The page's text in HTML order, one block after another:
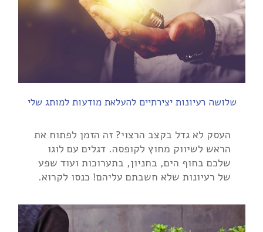
שלושה רעיונות יצירתיים להעלאת מודעות למותג שלי
העסק לא גדל בקצב הרצוי? זה הזמן לפתוח את
הראש לשיווק מחוץ לקופסה. דגלים עם לוגו
שלכם בחוף הים, בחניון, בתערוכות ועוד שפע
של רעיונות שלא חשבתם עליהם! כנסו לקרוא.